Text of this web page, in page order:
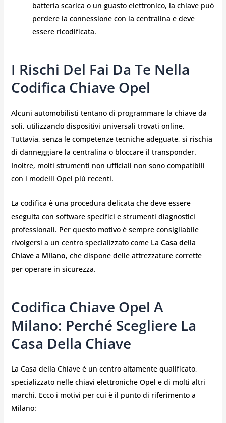
batteria scarica o un guasto elettronico, la chiave può
perdere la connessione con la centralina e deve
essere ricodificata.
I Rischi Del Fai Da Te Nella
Codifica Chiave Opel
Alcuni automobilisti tentano di programmare la chiave da
soli, utilizzando dispositivi universali trovati online.
Tuttavia, senza le competenze tecniche adeguate, si rischia
di danneggiare la centralina o bloccare il transponder.
Inoltre, molti strumenti non ufficiali non sono compatibili
con i modelli Opel più recenti.
La codifica è una procedura delicata che deve essere
eseguita con software specifici e strumenti diagnostici
professionali. Per questo motivo è sempre consigliabile
rivolgersi a un centro specializzato come La Casa della
Chiave a Milano, che dispone delle attrezzature corrette
per operare in sicurezza.
Codifica Chiave Opel A
Milano: Perché Scegliere La
Casa Della Chiave
La Casa della Chiave è un centro altamente qualificato,
specializzato nelle chiavi elettroniche Opel e di molti altri
marchi. Ecco i motivi per cui è il punto di riferimento a
Milano: